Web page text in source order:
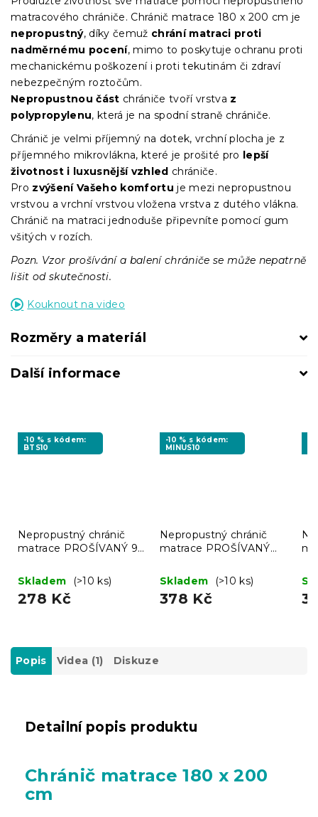
matracového chrániče. Chránič matrace 180 x 200 cm je
nepropustný, díky čemuž chrání matraci proti
nadměrnému pocení, mimo to poskytuje ochranu proti
mechanickému poškození i proti tekutinám či zdraví
nebezpečným roztočům.
Nepropustnou část chrániče tvoří vrstva z
polypropylenu, která je na spodní straně chrániče.
Chránič je velmi příjemný na dotek, vrchní plocha je z
příjemného mikrovlákna, které je prošité pro lepší
životnost i luxusnější vzhled chrániče.
Pro zvýšení Vašeho komfortu je mezi nepropustnou
vrstvou a vrchní vrstvou vložena vrstva z dutého vlákna.
Chránič na matraci jednoduše připevníte pomocí gum
všitých v rozích.
Pozn. Vzor prošívání a balení chrániče se může nepatrně
lišit od skutečnosti.
Kouknout na video
Rozměry a materiál
Další informace
-10 % s kódem:
BTS10
Nepropustný chránič
matrace PROŠÍVANÝ 90
Skladem
(>10 ks)
278 Kč
-10 % s kódem:
MINUS10
Nepropustný chránič
matrace PROŠÍVANÝ
Skladem
(>10 ks)
378 Kč
Popis Videa (1) Diskuze
Detailní popis produktu
Chránič matrace 180 x 200
cm